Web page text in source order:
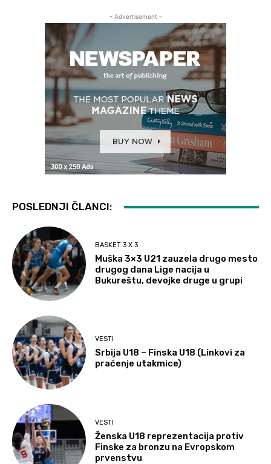
- Advertisement -
POSLEDNJI ČLANCI:
BASKET 3 X 3
Muška 3×3 U21 zauzela drugo mesto
drugog dana Lige nacija u
Bukureštu, devojke druge u grupi
VESTI
Srbija U18 – Finska U18 (Linkovi za
praćenje utakmice)
VESTI
Ženska U18 reprezentacija protiv
Finske za bronzu na Evropskom
prvenstvu